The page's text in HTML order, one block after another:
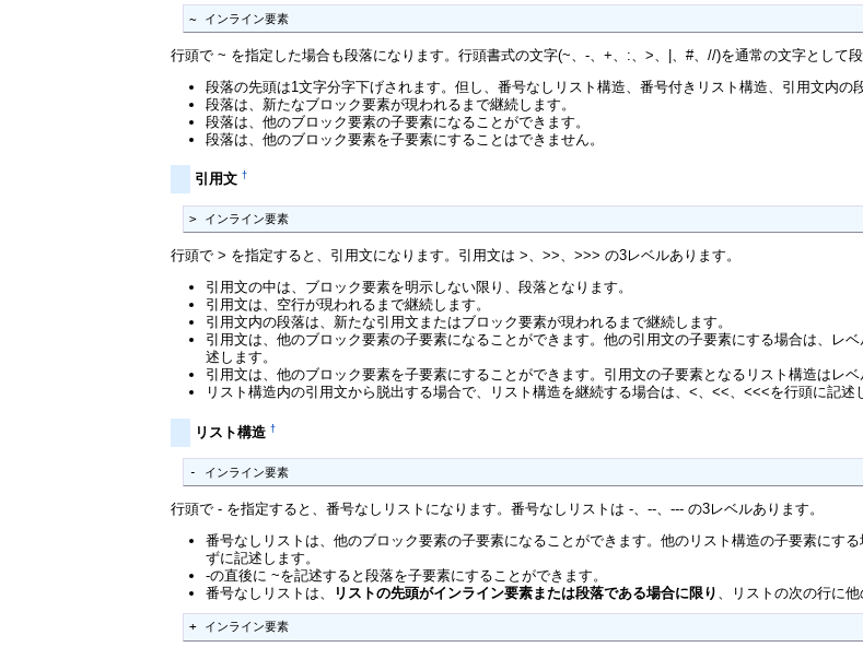
~ インライン要素
行頭で ~ を指定した場合も段落になります。行頭書式の文字(~、-、+、:、>、|、#、//)を通常の文字として
段落の先頭は1文字分字下げされます。但し、番号なしリスト構造、番号付きリスト構造、引用文内
段落は、新たなブロック要素が現われるまで継続します。
段落は、他のブロック要素の子要素になることができます。
段落は、他のブロック要素を子要素にすることはできません。
引用文†
> インライン要素
行頭で > を指定すると、引用文になります。引用文は >、>>、>>> の3レベルあります。
引用文の中は、ブロック要素を明示しない限り、段落となります。
引用文は、空行が現われるまで継続します。
引用文内の段落は、新たな引用文またはブロック要素が現われるまで継続します。
引用文は、他のブロック要素の子要素になることができます。他の引用文の子要素にする場合は、レ
述します。
引用文は、他のブロック要素を子要素にすることができます。引用文の子要素となるリスト構造はレベ
リスト構造内の引用文から脱出する場合で、リスト構造を継続する場合は、<、<<、<<<を行頭に記述
リスト構造†
- インライン要素
行頭で - を指定すると、番号なしリストになります。番号なしリストは -、--、--- の3レベルあります。
番号なしリストは、他のブロック要素の子要素になることができます。他のリスト構造の子要素にす
ずに記述します。
-の直後に ~を記述すると段落を子要素にすることができます。
番号なしリストは、
リストの先頭がインライン要素または段落である場合に限り 、リストの次の行に
+ インライン要素